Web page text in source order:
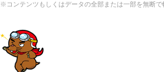
※コンテンツもしくはデータの全部または一部を無断で